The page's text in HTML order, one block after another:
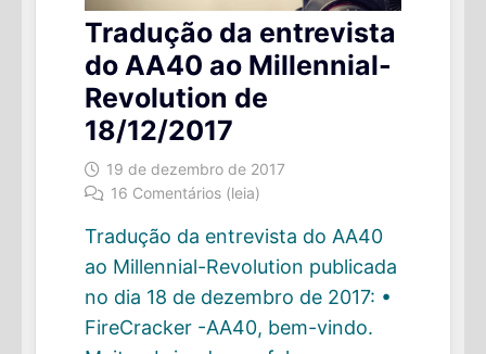
Tradução da entrevista
do AA40 ao Millennial-
Revolution de
18/12/2017
19 de dezembro de 2017
16 Comentários (leia)
Tradução da entrevista do AA40
ao Millennial-Revolution publicada
no dia 18 de dezembro de 2017: •
FireCracker -AA40, bem-vindo.